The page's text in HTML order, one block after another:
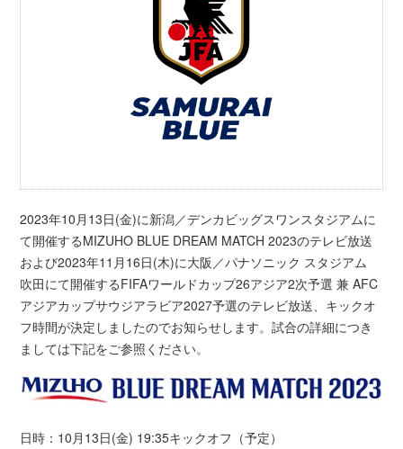
2023年10月13日(金)に新潟／デンカビッグスワンスタジアムに
て開催するMIZUHO BLUE DREAM MATCH 2023のテレビ放送
および2023年11月16日(木)に大阪／パナソニック スタジアム
吹田にて開催するFIFAワールドカップ26アジア2次予選 兼 AFC
アジアカップサウジアラビア2027予選のテレビ放送、キックオ
フ時間が決定しましたのでお知らせします。試合の詳細につき
ましては下記をご参照ください。
日時：10月13日(金) 19:35キックオフ（予定）